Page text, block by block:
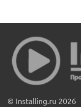
© Installing.ru 2026